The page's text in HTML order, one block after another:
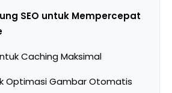
SEO untuk Mempercepat
Caching Maksimal
Optimasi Gambar Otomatis